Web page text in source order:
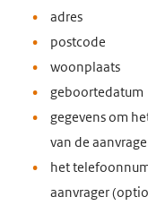
adres
postcode
woonplaats
geboortedatum
gegevens om
van de
het
aanvrager